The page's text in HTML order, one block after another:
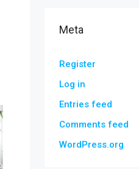
Meta
Register
Log in
Entries feed
Comments feed
WordPress.org